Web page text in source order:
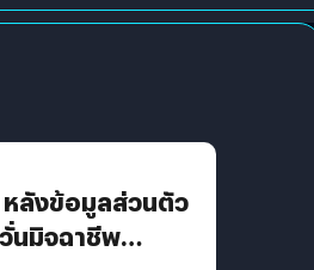
หลังข้อมูลส่วนตัว
นมิจฉาชีพ